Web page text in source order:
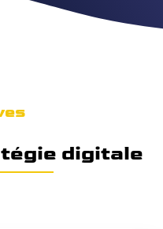
digitale